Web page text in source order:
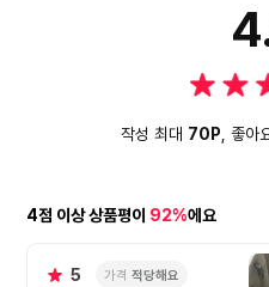
작성 최대 70P, 좋아
4점 이상 상품평이 92%에요
5 가격 적당해요